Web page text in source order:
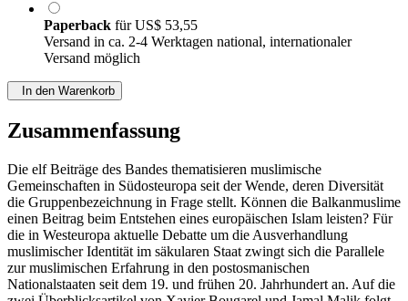
Paperback fürUS$ 53,55
Versand in ca. 2-4 Werktagen national, internationaler
Versand möglich
In den Warenkorb
Zusammenfassung
Die elf Beiträge des Bandes thematisieren muslimische
Gemeinschaften in Südosteuropa seit der Wende, deren Diversität
die Gruppenbezeichnung in Frage stellt. Können die Balkanmuslime
einen Beitrag beim Entstehen eines europäischen Islam leisten? Für
die in Westeuropa aktuelle Debatte um die Ausverhandlung
muslimischer Identität im säkularen Staat zwingt sich die Parallele
zur muslimischen Erfahrung in den postosmanischen
Nationalstaaten seit dem 19. und frühen 20. Jahrhundert an. Auf die